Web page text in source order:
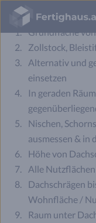
Fertighaus
Logo
Anmelden
Grundfläche
Zollstock,
Alternativ und
einsetzen
In geraden
Nischen,
ausmessen & in
Höhe von
Alle
Dachschrägen
Wohnfläche /
Raum unter